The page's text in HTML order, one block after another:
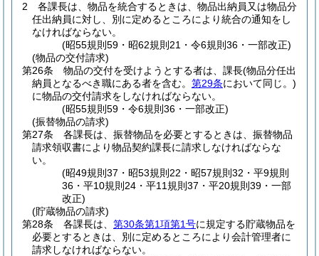
2
各課長は、物品を統合するときは、物品出納員又は物品分
任出納員に対し、別に定めるところにより統合の通知をし
なければならない。
(昭55規則59・昭62規則21・令6規則36・一部改正)
(物品の交付請求)
第26条
物品の交付を受けようとする者は、課長(物品分任出
納員となるべき職にある者を含む。 第29条において同じ。)
に物品の交付請求をしなければならない。
(昭55規則59・令6規則36・一部改正)
(振替物品の請求)
第27条
各課長は、振替物品を必要とするときは、振替物品
請求領収書により物品契約課長に請求しなければならな
い。
(昭49規則37・昭53規則22・昭57規則32・平9規則
36・平10規則24・平11規則37・平20規則39・一部
改正)
(貯蔵物品の請求)
第28条
各課長は、 第30条第1項第1号に規定する貯蔵物品を
必要とするときは、別に定めるところにより会計管理者に
請求しなければならない。